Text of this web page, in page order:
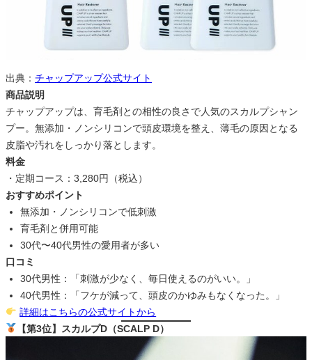
出典： チャップアップ公式サイト
商品説明
チャップアップは、育毛剤との相性の良さで人気のスカルプシャン
プー。無添加・ノンシリコンで頭皮環境を整え、薄毛の原因となる
皮脂や汚れをしっかり落とします。
料金
・定期コース：3,280円（税込）
おすすめポイント
無添加・ノンシリコンで低刺激
育毛剤と併用可能
30代〜40代男性の愛用者が多い
口コミ
30代男性：「刺激が少なく、毎日使えるのがいい。」
40代男性：「フケが減って、頭皮のかゆみもなくなった。」
詳細はこちらの公式サイトから
【第3位】スカルプD（SCALP D）